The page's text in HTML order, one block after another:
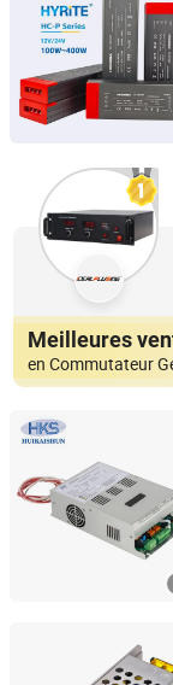
Guangdong,
en Commutateur
Nanjing
Jiangsu,
Hyrite Lighting Co.